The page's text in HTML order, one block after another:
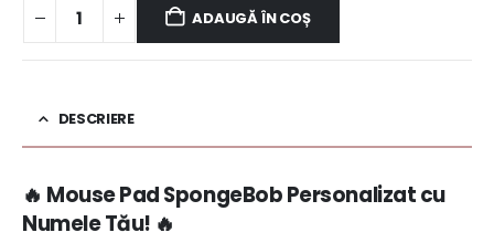
ADAUGĂ ÎN COȘ
DESCRIERE
🔥 Mouse Pad SpongeBob Personalizat cu
Numele Tău! 🔥